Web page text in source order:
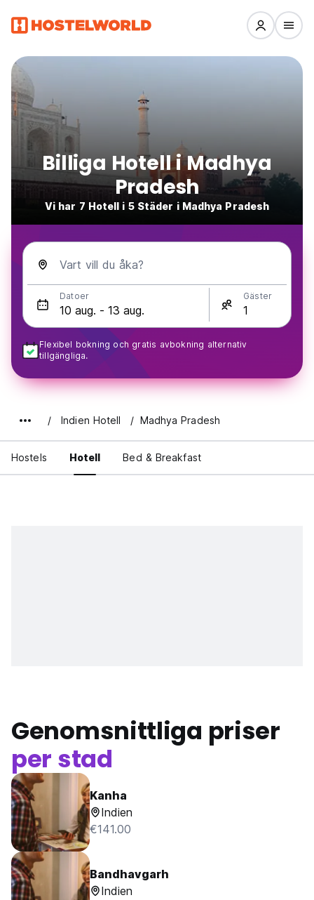
Billiga Hotell i Madhya
Pradesh
Vi har 7 Hotell i 5 Städer i Madhya Pradesh
Vart vill du åka?
Datoer Gäster
Flexibel bokning och gratis avbokning alternativ
tillgängliga.
Indien Hotell Madhya Pradesh
Hostels Hotell Bed & Breakfast
Genomsnittliga priser
per stad
Kanha
Indien
€141.00
Bandhavgarh
Indien